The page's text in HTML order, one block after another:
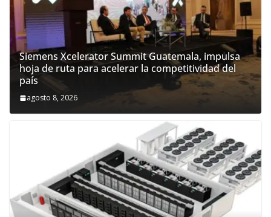
Siemens Xcelerator Summit Guatemala, impulsa
hoja de ruta para acelerar la competitividad del
país
agosto 8, 2026